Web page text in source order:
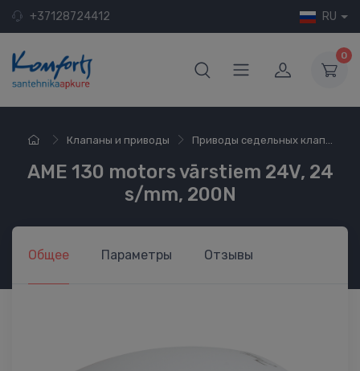
+37128724412 RU
0
Клапаны и приводы Приводы седельных клап...
AME 130 motors vārstiem 24V, 24
s/mm, 200N
Общее Параметры Отзывы